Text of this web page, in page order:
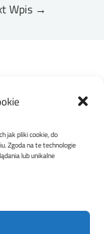
jak pliki cookie, do
Zgoda na te technologie
lub unikalne
Wpis →